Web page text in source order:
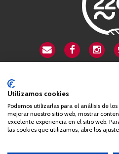
+34 663
Utilizamos cookies
Podemos utilizarlas para el análisis de
mejorar nuestro sitio web, mostrar
excelente experiencia en el sitio web.
las cookies que utilizamos, abre los